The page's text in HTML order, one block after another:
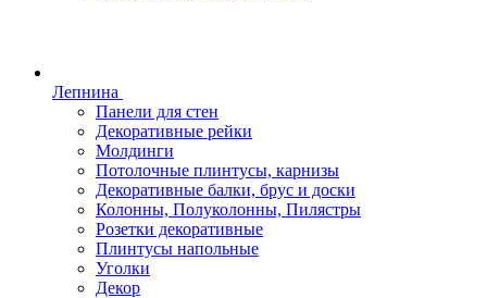
Лепнина
Панели для стен
Декоративные рейки
Молдинги
Потолочные плинтусы, карнизы
Декоративные балки, брус и доски
Колонны, Полуколонны, Пилястры
Розетки декоративные
Плинтусы напольные
Уголки
Декор